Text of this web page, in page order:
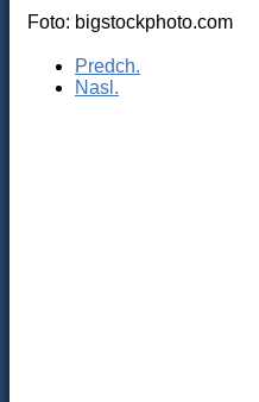
Foto: bigstockphoto.com
Predch.
Nasl.